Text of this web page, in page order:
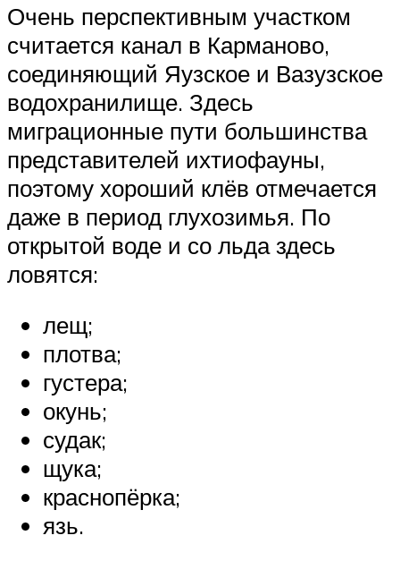
Очень перспективным участком
считается канал в Карманово,
соединяющий Яузское и Вазузское
водохранилище. Здесь
миграционные пути большинства
представителей ихтиофауны,
поэтому хороший клёв отмечается
даже в период глухозимья. По
открытой воде и со льда здесь
ловятся:
лещ;
плотва;
густера;
окунь;
судак;
щука;
краснопёрка;
язь.